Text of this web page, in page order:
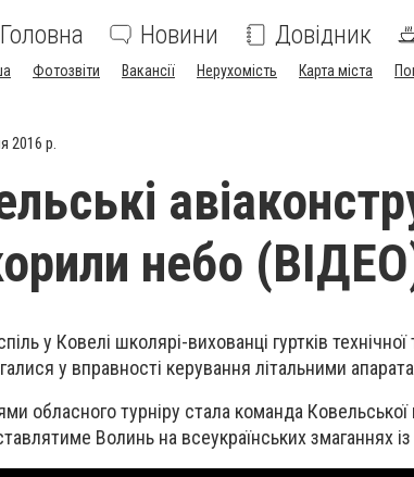
Головна Новини Довідник
Фотозвіти Вакансії Нерухомість Карта міста
2016 р.
небо
у Ковелі школярі-вихованці гуртків
у вправності керування літальними
обласного турніру стала команда Ковельської
Волинь на всеукраїнських змаганнях